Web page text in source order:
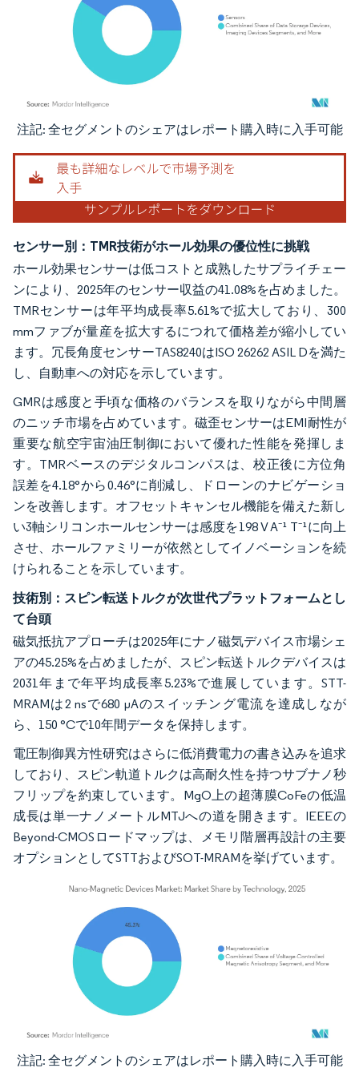
画像 © Mordor Intelligence。再利用にはCC BY 4.0の表示が必要です。
注記: 全セグメントのシェアはレポート購入時に入手可能
センサー別：TMR技術がホール効果の優位性に挑戦
ホール効果センサーは低コストと成熟したサプライチェー
ンにより、2025年のセンサー収益の41.08%を占めました。
TMRセンサーは年平均成長率5.61%で拡大しており、300
mmファブが量産を拡大するにつれて価格差が縮小してい
ます。冗長角度センサーTAS8240はISO 26262 ASIL Dを満た
し、自動車への対応を示しています。
GMRは感度と手頃な価格のバランスを取りながら中間層
のニッチ市場を占めています。磁歪センサーはEMI耐性が
重要な航空宇宙油圧制御において優れた性能を発揮しま
す。TMRベースのデジタルコンパスは、校正後に方位角
誤差を4.18°から0.46°に削減し、ドローンのナビゲーショ
ンを改善します。オフセットキャンセル機能を備えた新し
い3軸シリコンホールセンサーは感度を198 V A⁻¹ T⁻¹に向上
させ、ホールファミリーが依然としてイノベーションを続
けられることを示しています。
技術別：スピン転送トルクが次世代プラットフォームとし
て台頭
磁気抵抗アプローチは2025年にナノ磁気デバイス市場シェ
アの45.25%を占めましたが、スピン転送トルクデバイスは
2031年まで年平均成長率5.23%で進展しています。STT-
MRAMは2 nsで680 µAのスイッチング電流を達成しなが
ら、150 °Cで10年間データを保持します。
電圧制御異方性研究はさらに低消費電力の書き込みを追求
しており、スピン軌道トルクは高耐久性を持つサブナノ秒
フリップを約束しています。MgO上の超薄膜CoFeの低温
成長は単一ナノメートルMTJへの道を開きます。IEEEの
Beyond-CMOSロードマップは、メモリ階層再設計の主要
オプションとしてSTTおよびSOT-MRAMを挙げています。
画像 © Mordor Intelligence。再利用にはCC BY 4.0の表示が必要です。
注記: 全セグメントのシェアはレポート購入時に入手可能